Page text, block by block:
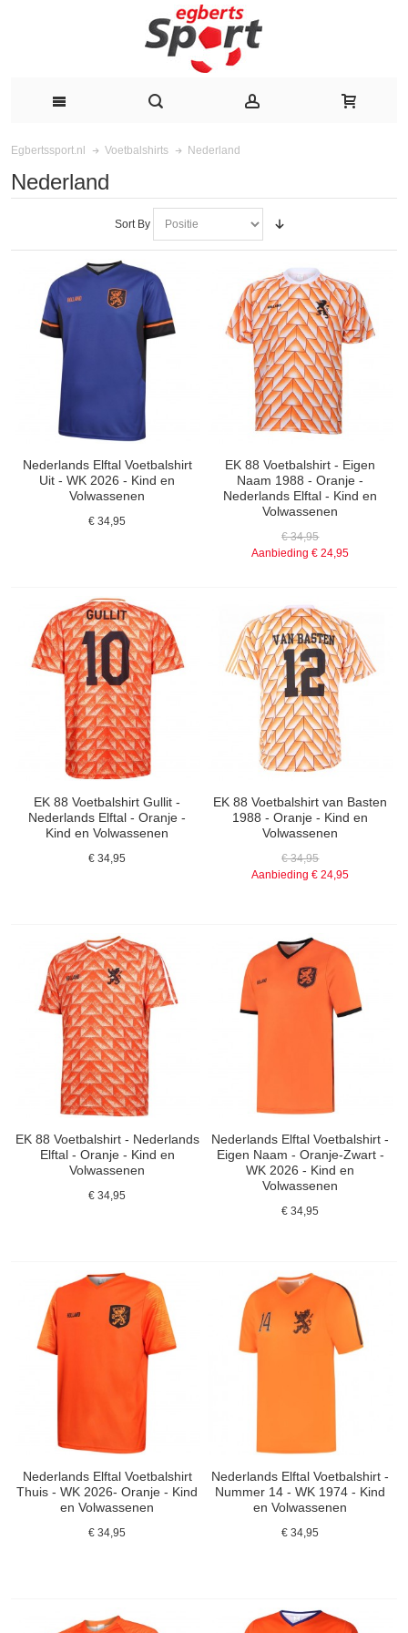
Egbertssport.nl Voetbalshirts Nederland
Nederland
Sort By
Nederlands Elftal Voetbalshirt
Uit - WK 2026 - Kind en
Volwassenen
€ 34,95
EK 88 Voetbalshirt - Eigen
Naam 1988 - Oranje -
Nederlands Elftal - Kind en
Volwassenen
€ 34,95
Aanbieding € 24,95
EK 88 Voetbalshirt Gullit -
Nederlands Elftal - Oranje -
Kind en Volwassenen
€ 34,95
EK 88 Voetbalshirt van Basten
1988 - Oranje - Kind en
Volwassenen
€ 34,95
Aanbieding € 24,95
EK 88 Voetbalshirt - Nederlands
Elftal - Oranje - Kind en
Volwassenen
€ 34,95
Nederlands Elftal Voetbalshirt -
Eigen Naam - Oranje-Zwart -
WK 2026 - Kind en
Volwassenen
€ 34,95
Nederlands Elftal Voetbalshirt
Thuis - WK 2026- Oranje - Kind
en Volwassenen
€ 34,95
Nederlands Elftal Voetbalshirt -
Nummer 14 - WK 1974 - Kind
en Volwassenen
€ 34,95